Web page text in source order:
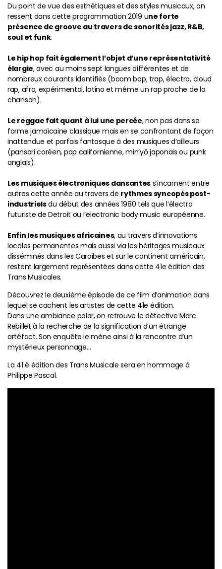
Du point de vue des esthétiques et des styles musicaux, on
ressent dans cette programmation 2019 une forte
présence de groove au travers de sonorités jazz, R&B,
soul et funk.
Le hip hop fait également l’objet d’une représentativité
élargie, avec au moins sept langues différentes et de
nombreux courants identifiés (boom bap, trap, électro, cloud
rap, afro, expérimental, latino et même un rap proche de la
chanson).
Le reggae fait quant à lui une percée, non pas dans sa
forme jamaïcaine classique mais en se confrontant de façon
inattendue et parfois fantasque à des musiques d’ailleurs
(pansori coréen, pop californienne, min’yō japonais ou punk
anglais).
Les musiques électroniques dansantes s’incarnent entre
autres cette année au travers de rythmes syncopés post-
industrielsdu début des années 1980 tels que l’électro
futuriste de Detroit ou l’electronic body music européenne.
Enfin les musiques africaines, au travers d’innovations
locales permanentes mais aussi via les héritages musicaux
disséminés dans les Caraïbes et sur le continent américain,
restent largement représentées dans cette 41e édition des
Trans Musicales.
Découvrez le deuxième épisode de ce film d’animation dans
lequel se cachent les artistes de cette 41e édition.
Dans une ambiance polar, on retrouve le détective Marc
Rebillet à la recherche de la signification d’un étrange
artéfact. Son enquête le mène ainsi à la rencontre d’un
mystérieux personnage…
La 41 è édition des Trans Musicale sera en hommage à
Philippe Pascal.